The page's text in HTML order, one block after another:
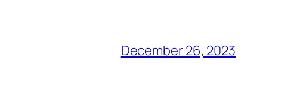
December 26, 2023